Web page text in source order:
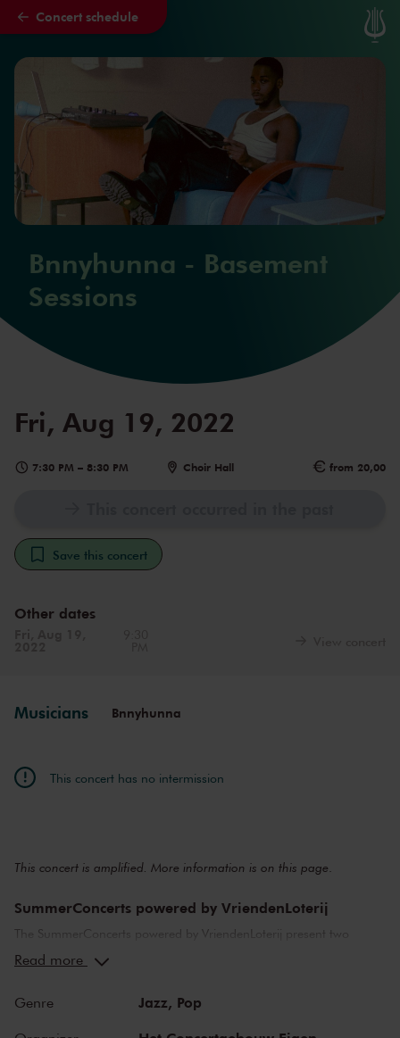
Skip to main content
Concert schedule
Bnnyhunna - Basement
Sessions
Fri, Aug 19, 2022
7:30 PM – 8:30 PM Choir Hall from 20,00
Save this concert
Other dates
Musicians Bnnyhunna
This concert has no intermission
This concert is amplified. More information is on this page
SummerConcerts powered by VriendenLoterij
The SummerConcerts powered by VriendenLoterij present two
months of wonderful concerts, from classical to jazz and from pop
well as tributes to Broadway and John Williams! And in our
beautiful restaurant LIER you can enjoy dinner before the concert.
Read more
Genre Jazz, Pop